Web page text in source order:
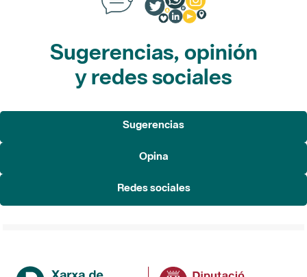
Sugerencias, opinión
y redes sociales
Sugerencias
Opina
Redes sociales